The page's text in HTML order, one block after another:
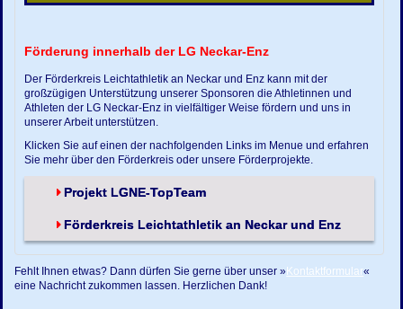
Förderung innerhalb der LG Neckar-Enz
Der Förderkreis Leichtathletik an Neckar und Enz kann mit der
großzügigen Unterstützung unserer Sponsoren die Athletinnen und
Athleten der LG Neckar-Enz in vielfältiger Weise fördern und uns in
unserer Arbeit unterstützen.
Klicken Sie auf einen der nachfolgenden Links im Menue und erfahren
Sie mehr über den Förderkreis oder unsere Förderprojekte.
Projekt LGNE-TopTeam
Förderkreis Leichtathletik an Neckar und Enz
Fehlt Ihnen etwas? Dann dürfen Sie gerne über unser »Kontaktformular«
eine Nachricht zukommen lassen. Herzlichen Dank!